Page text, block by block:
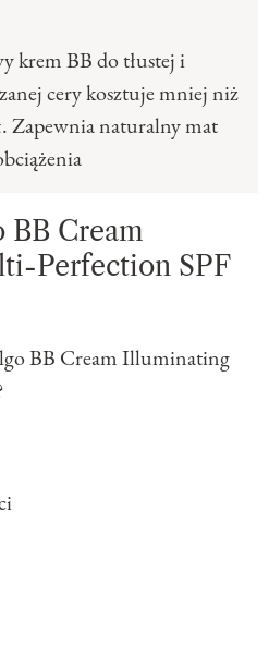
krem BB do tłustej i
cery kosztuje mniej niż
Zapewnia naturalny mat
BB Cream
Perfection SPF
BB Cream Illuminating